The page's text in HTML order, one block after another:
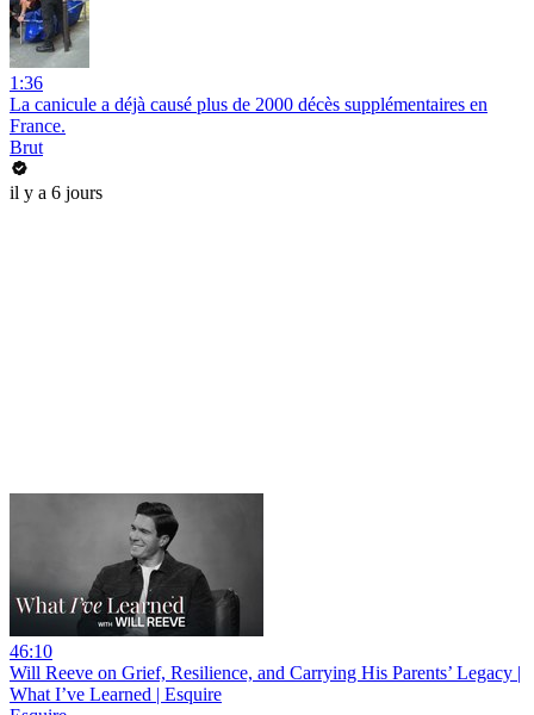
1:36
La canicule a déjà causé plus de 2000 décès supplémentaires en
France.
Brut
il y a 6 jours
46:10
Will Reeve on Grief, Resilience, and Carrying His Parents’ Legacy |
What I’ve Learned | Esquire